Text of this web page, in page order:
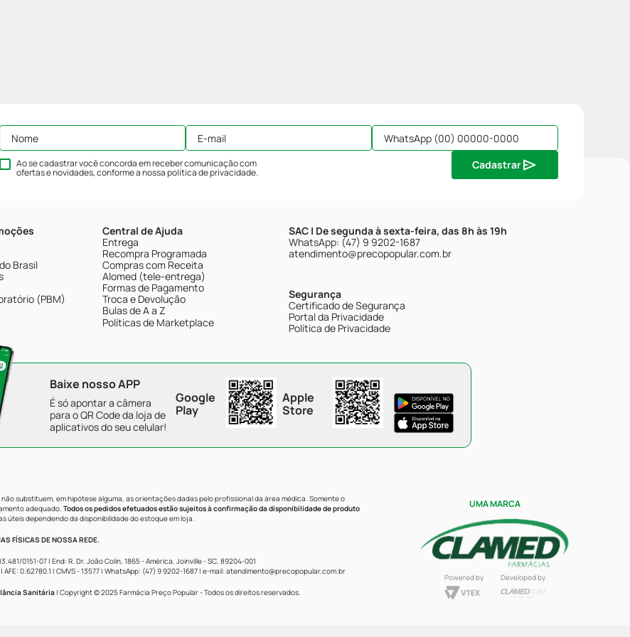
Ao se cadastrar você concorda em receber comunicação com
ofertas e novidades, conforme a nossapolítica de privacidade.
Cadastrar
Brasil
(PBM)
Central de Ajuda
Entrega
Recompra Programada
Compras com Receita
Alomed (tele-entrega)
Formas de Pagamento
Troca e Devolução
Bulas de A a Z
Políticas de Marketplace
SAC | De segunda à sexta-feira, das 8h às 19h
WhatsApp: (47) 9 9202-1687
atendimento@precopopular.com.br
Segurança
Certificado de Segurança
Portal da Privacidade
Política de Privacidade
Baixe nosso APP
É só apontar a câmera
para o QR Code da loja de
aplicativos do seu celular!
Google
Play
Apple
Store
substituem, em hipótese alguma, as orientações dadas pelo profissional da área médica. Somente o
adequado. Todos os pedidos efetuados estão sujeitos à confirmação da disponibilidade de produto
úteis dependendo da disponibilidade do estoque em loja.
FÍSICAS DE NOSSA REDE.
0151-07 | End: R. Dr. João Colin, 1865 - América, Joinville - SC, 89204-001
0.62780.1 | CMVS - 13577 | WhatsApp: (47) 9 9202-1687 | e-mail: atendimento@precopopular.com.br
Sanitária | Copyright © 2025 Farmácia Preço Popular - Todos os direitos reservados.
UMA MARCA
Powered by Developed by